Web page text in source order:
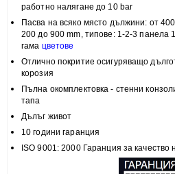
работно налягане до 10 bar
Пасва на всяко място дължини: от
200 до 900 mm, типове:1-2-3 панела
гама цветове
Отлично покритие осигуряващо
корозия
Пълна окомплектовка - стенни
тапа
Дълъг живот
10 години гаранция
ISO 9001: 2000 Гаранция за качество